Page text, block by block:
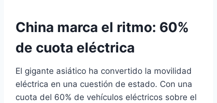
China marca el ritmo: 60%
de cuota eléctrica
El gigante asiático ha convertido la movilidad
eléctrica en una cuestión de estado. Con una
cuota del 60% de vehículos eléctricos sobre el